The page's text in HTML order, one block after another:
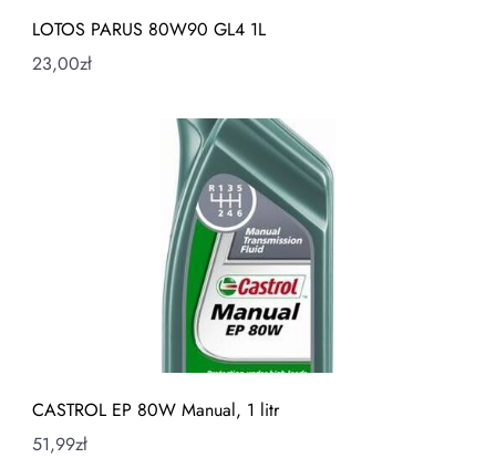
LOTOS PARUS 80W90 GL4 1L
23,00zł
CASTROL EP 80W Manual, 1 litr
51,99zł